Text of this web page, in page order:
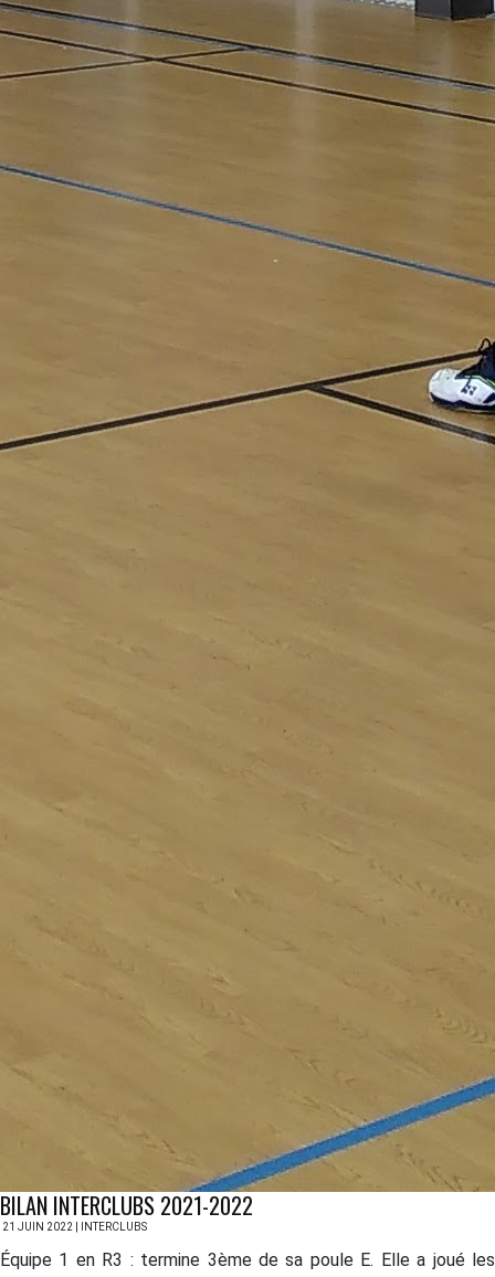
BILAN INTERCLUBS 2021-2022
21 JUIN 2022 | INTERCLUBS
Équipe 1 en R3 : termine 3ème de sa poule E. Elle a joué les